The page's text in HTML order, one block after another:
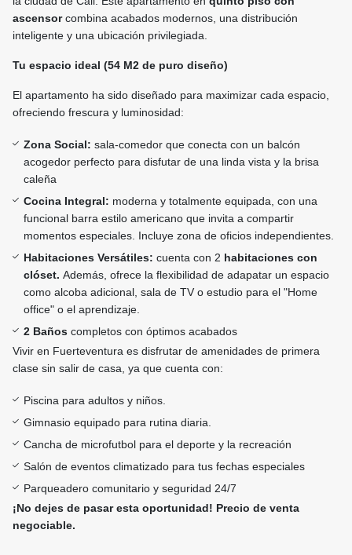
ascensorcombina acabados modernos, una distribución
inteligente y una ubicación privilegiada.
Tu espacio ideal (54 M2 de puro diseño)
El apartamento ha sido diseñado para maximizar cada espacio,
ofreciendo frescura y luminosidad:
Zona Social: sala-comedor que conecta con un balcón
acogedor perfecto para disfutar de una linda vista y la brisa
caleña
Cocina Integral: moderna y totalmente equipada, con una
funcional barra estilo americano que invita a compartir
momentos especiales. Incluye zona de oficios independientes.
Habitaciones Versátiles: cuenta con 2 habitaciones con
clóset. Además, ofrece la flexibilidad de adapatar un espacio
como alcoba adicional, sala de TV o estudio para el "Home
office" o el aprendizaje.
2 Baños completos con óptimos acabados
Vivir en Fuerteventura es disfrutar de amenidades de primera
clase sin salir de casa, ya que cuenta con:
Piscina para adultos y niños.
Gimnasio equipado para rutina diaria.
Cancha de microfutbol para el deporte y la recreación
Salón de eventos climatizado para tus fechas especiales
Parqueadero comunitario y seguridad 24/7
¡No dejes de pasar esta oportunidad! Precio de venta
negociable.